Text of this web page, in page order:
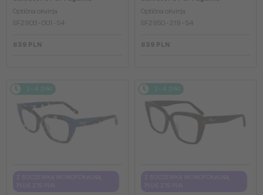
Optična okvirja
SF2903 - 001 - 54
639 PLN
Optična okvirja
SF2950 - 219 - 54
639 PLN
2-4 DNI 2-4 DNI